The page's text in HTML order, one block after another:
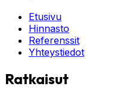
Etusivu
Hinnasto
Referenssit
Yhteystiedot
Ratkaisut